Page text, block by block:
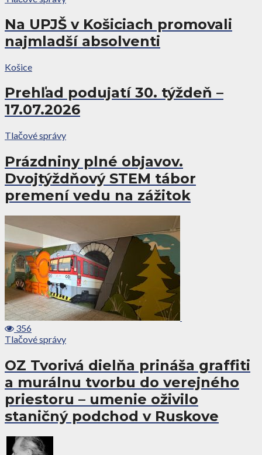
Na UPJŠ v Košiciach promovali
najmladší absolventi
Košice
Prehľad podujatí 30. týždeň –
17.07.2026
Tlačové správy
Prázdniny plné objavov.
Dvojtýždňový STEM tábor
premení vedu na zážitok
356
Tlačové správy
OZ Tvorivá dielňa prináša graffiti
a murálnu tvorbu do verejného
priestoru – umenie oživilo
staničný podchod v Ruskove